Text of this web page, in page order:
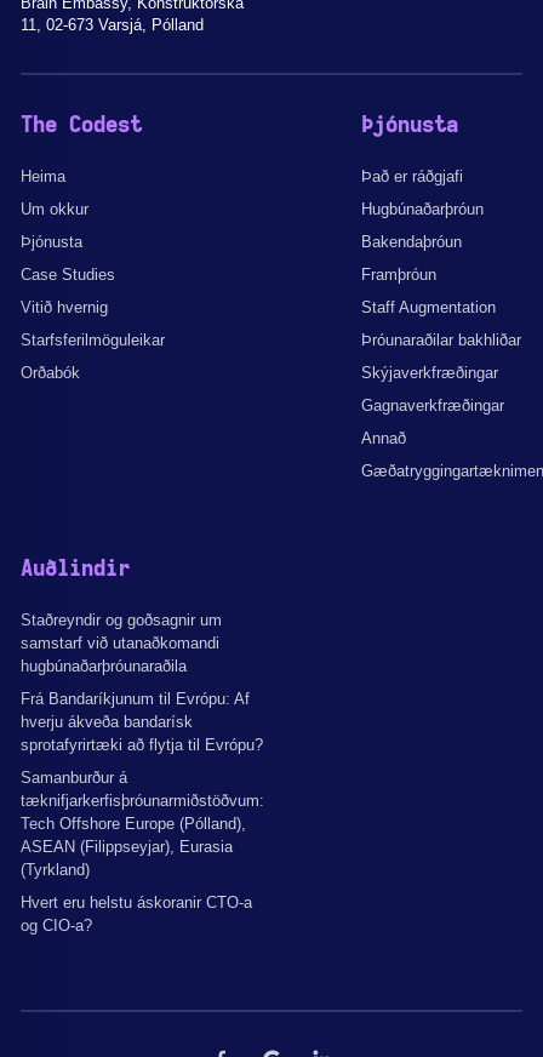
11, 02-673 Varsjá, Pólland
The Codest
Heima
Um okkur
Þjónusta
Case Studies
Vitið hvernig
Starfsferilmöguleikar
Orðabók
Þjónusta
Það er ráðgjafi
Hugbúnaðarþróun
Bakendaþróun
Framþróun
Staff Augmentation
Þróunaraðilar bakhliðar
Skýjaverkfræðingar
Gagnaverkfræðingar
Annað
Auðlindir
Staðreyndir og goðsagnir um
samstarf við utanaðkomandi
hugbúnaðarþróunaraðila
Frá Bandaríkjunum til Evrópu: Af
hverju ákveða bandarísk
sprotafyrirtæki að flytja til Evrópu?
Samanburður á
tæknifjarkerfisþróunarmiðstöðvum:
Tech Offshore Europe (Pólland),
ASEAN (Filippseyjar), Eurasia
(Tyrkland)
Hvert eru helstu áskoranir CTO-a
og CIO-a?